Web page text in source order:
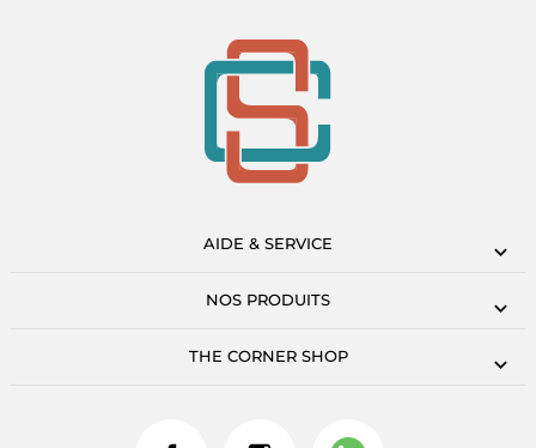
AIDE & SERVICE
NOS PRODUITS
THE CORNER SHOP